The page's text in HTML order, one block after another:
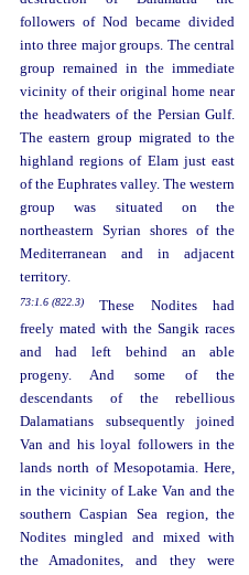
followers of Nod became divided
into three major groups. The central
group remained in the immediate
vicinity of their original home near
the headwaters of the Persian Gulf.
The eastern group migrated to the
highland regions of Elam just east
of the Euphrates valley. The western
group was situated on the
northeastern Syrian shores of the
Mediterranean and in adjacent
territory.
73:1.6 (822.3)
These Nodites had
freely mated with the Sangik races
and had left behind an able
progeny. And some of the
descendants of the rebellious
Dalamatians subsequently joined
Van and his loyal followers in the
lands north of Mesopotamia. Here,
in the vicinity of Lake Van and the
southern Caspian Sea region, the
Nodites mingled and mixed with
the Amadonites, and they were